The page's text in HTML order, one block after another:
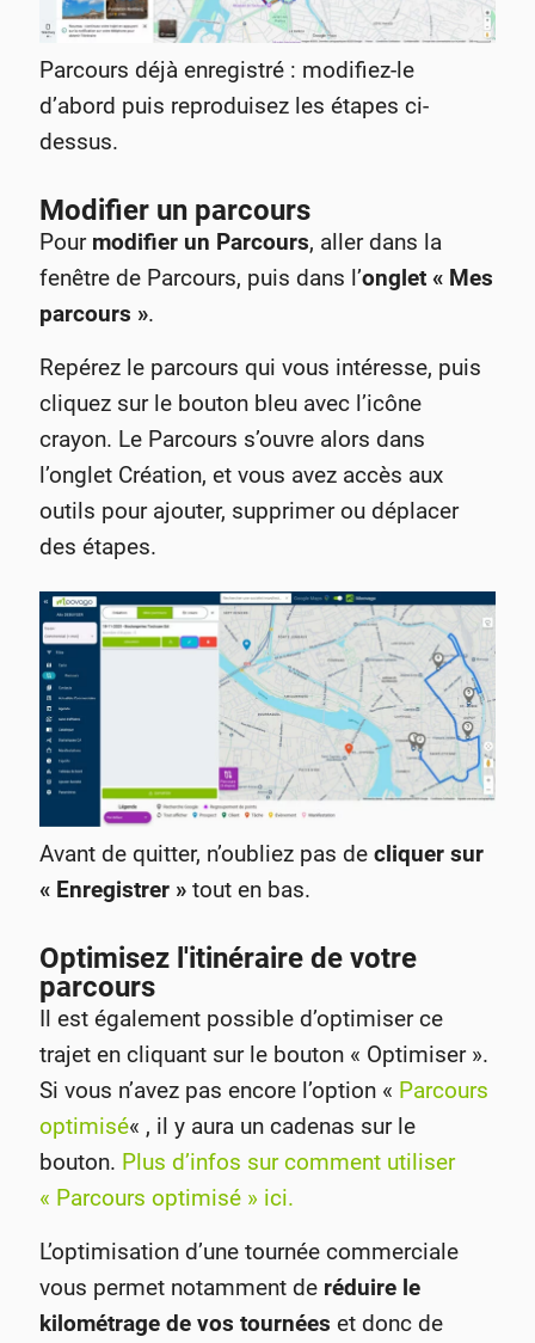
Parcours déjà enregistré : modifiez-le
d’abord puis reproduisez les étapes ci-
dessus.
Modifier un parcours
Pour modifier un Parcours, aller dans la
fenêtre de Parcours, puis dans l’onglet « Mes
parcours ».
Repérez le parcours qui vous intéresse, puis
cliquez sur le bouton bleu avec l’icône
crayon. Le Parcours s’ouvre alors dans
l’onglet Création, et vous avez accès aux
outils pour ajouter, supprimer ou déplacer
des étapes.
Avant de quitter, n’oubliez pas decliquer sur
« Enregistrer » tout en bas.
Optimisez l'itinéraire de votre
parcours
Il est également possible d’optimiser ce
trajet en cliquant sur le bouton « Optimiser ».
Si vous n’avez pas encore l’option « Parcours
optimisé« , il y aura un cadenas sur le
bouton. Plus d’infos sur comment utiliser
« Parcours optimisé » ici.
L’optimisation d’une tournée commerciale
vous permet notamment de réduire le
kilométrage de vos tournées et donc de